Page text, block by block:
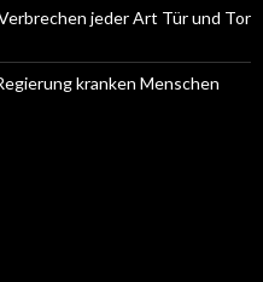
jeder Art Tür und Tor
kranken Menschen